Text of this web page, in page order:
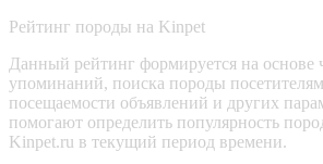
Рейтинг породы на Kinpet
Данный рейтинг формируется на основе
упоминаний, поиска породы
посещаемости объявлений и других
помогают определить популярность
Kinpet.ru в текущий период времени.